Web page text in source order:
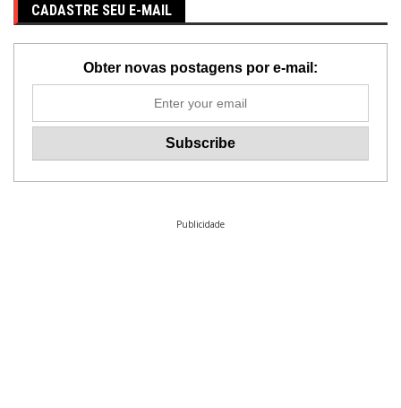
CADASTRE SEU E-MAIL
Obter novas postagens por e-mail:
Publicidade